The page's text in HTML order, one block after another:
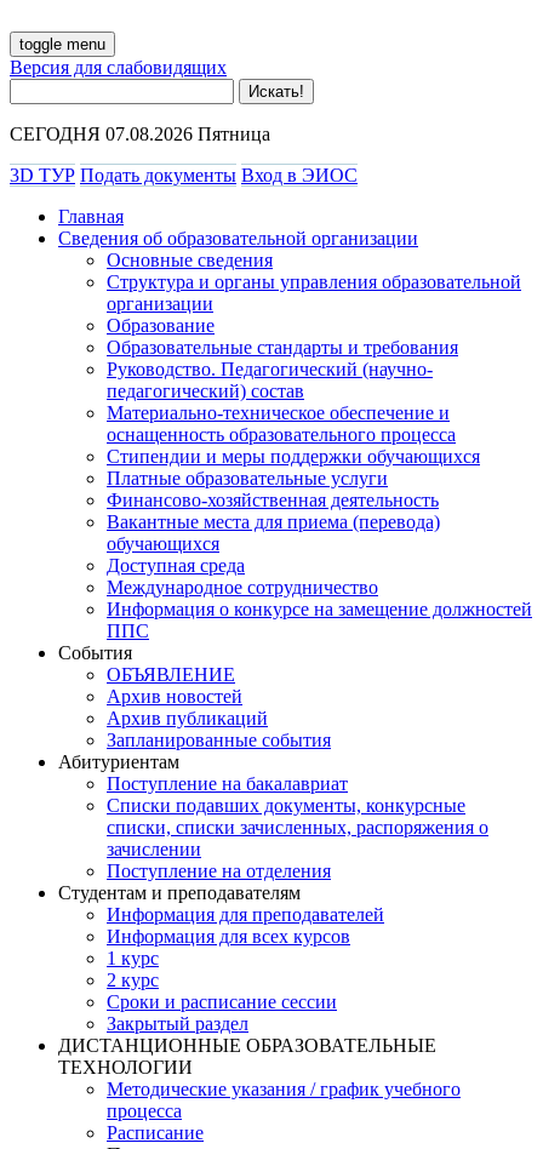
toggle menu
Версия для слабовидящих
СЕГОДНЯ 07.08.2026 Пятница
3D ТУР Подать документы Вход в ЭИОС
Главная
Сведения об образовательной организации
Основные сведения
Структура и органы управления образовательной
организации
Образование
Образовательные стандарты и требования
Руководство. Педагогический (научно-
педагогический) состав
Материально-техническое обеспечение и
оснащенность образовательного процесса
Стипендии и меры поддержки обучающихся
Платные образовательные услуги
Финансово-хозяйственная деятельность
Вакантные места для приема (перевода)
обучающихся
Доступная среда
Международное сотрудничество
Информация о конкурсе на замещение должностей
ППС
События
ОБЪЯВЛЕНИЕ
Архив новостей
Архив публикаций
Запланированные события
Абитуриентам
Поступление на бакалавриат
Списки подавших документы, конкурсные
списки, списки зачисленных, распоряжения о
зачислении
Поступление на отделения
Студентам и преподавателям
Информация для преподавателей
Информация для всех курсов
1 курс
2 курс
Сроки и расписание сессии
Закрытый раздел
ДИСТАНЦИОННЫЕ ОБРАЗОВАТЕЛЬНЫЕ
ТЕХНОЛОГИИ
Методические указания / график учебного
процесса
Расписание